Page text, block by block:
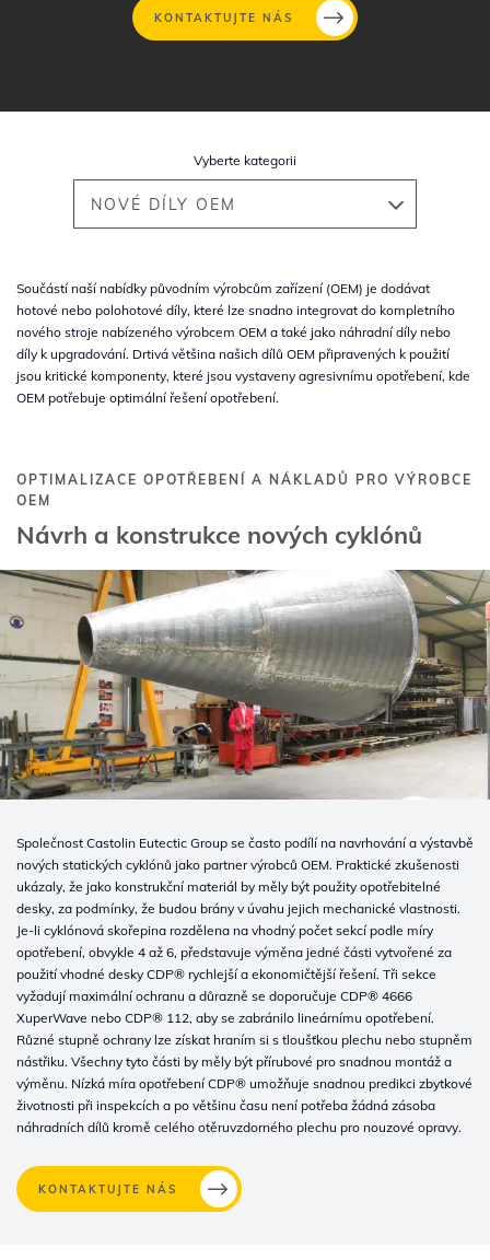
KONTAKTUJTE NÁS
obsahu
Vyberte kategorii
NOVÉ DÍLY OEM
Součástí naší nabídky původním výrobcům zařízení (OEM) je dodávat
hotové nebo polohotové díly, které lze snadno integrovat do kompletního
nového stroje nabízeného výrobcem OEM a také jako náhradní díly nebo
díly k upgradování. Drtivá většina našich dílů OEM připravených k použití
jsou kritické komponenty, které jsou vystaveny agresivnímu opotřebení, kde
OEM potřebuje optimální řešení opotřebení.
OPTIMALIZACE OPOTŘEBENÍ A NÁKLADŮ PRO VÝROBCE
OEM
Návrh a konstrukce nových cyklónů
Společnost Castolin Eutectic Group se často podílí na navrhování a výstavbě
nových statických cyklónů jako partner výrobců OEM. Praktické zkušenosti
ukázaly, že jako konstrukční materiál by měly být použity opotřebitelné
desky, za podmínky, že budou brány v úvahu jejich mechanické vlastnosti.
Je-li cyklónová skořepina rozdělena na vhodný počet sekcí podle míry
opotřebení, obvykle 4 až 6, představuje výměna jedné části vytvořené za
použití vhodné desky CDP® rychlejší a ekonomičtější řešení. Tři sekce
vyžadují maximální ochranu a důrazně se doporučuje CDP® 4666
XuperWave nebo CDP® 112, aby se zabránilo lineárnímu opotřebení.
Různé stupně ochrany lze získat hraním si s tloušťkou plechu nebo stupněm
nástřiku. Všechny tyto části by měly být přírubové pro snadnou montáž a
výměnu. Nízká míra opotřebení CDP® umožňuje snadnou predikci zbytkové
životnosti při inspekcích a po většinu času není potřeba žádná zásoba
náhradních dílů kromě celého otěruvzdorného plechu pro nouzové opravy.
KONTAKTUJTE NÁS